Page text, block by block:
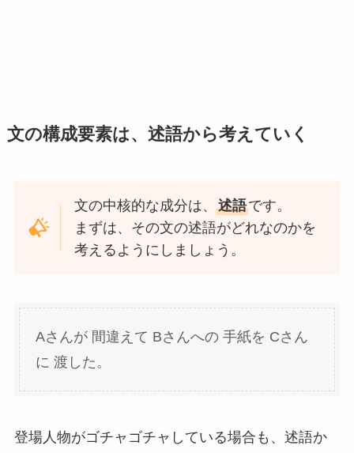
文の構成要素は、述語から考えていく
文の中核的な成分は、述語です。
まずは、その文の述語がどれなのかを
考えるようにしましょう。
Aさんが 間違えて Bさんへの 手紙を Cさん
に 渡した。
登場人物がゴチャゴチャしている場合も、述語か